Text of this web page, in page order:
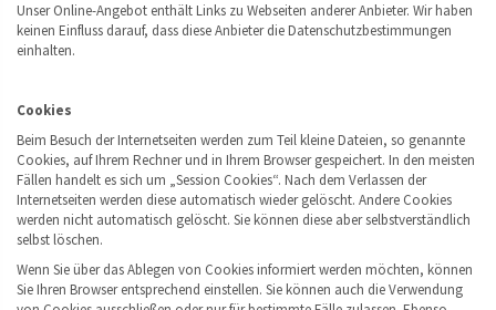
Unser Online-Angebot enthält Links zu Webseiten anderer Anbieter. Wir haben
keinen Einfluss darauf, dass diese Anbieter die Datenschutzbestimmungen
einhalten.
Cookies
Beim Besuch der Internetseiten werden zum Teil kleine Dateien, so genannte
Cookies, auf Ihrem Rechner und in Ihrem Browser gespeichert. In den meisten
Fällen handelt es sich um „Session Cookies“. Nach dem Verlassen der
Internetseiten werden diese automatisch wieder gelöscht. Andere Cookies
werden nicht automatisch gelöscht. Sie können diese aber selbstverständlich
selbst löschen.
Wenn Sie über das Ablegen von Cookies informiert werden möchten, können
Sie Ihren Browser entsprechend einstellen. Sie können auch die Verwendung